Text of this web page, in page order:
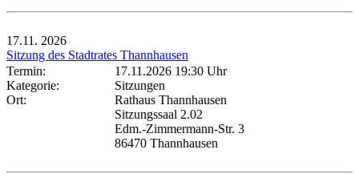
17.11. 2026
Sitzung des Stadtrates Thannhausen
Termin:
17.11.2026 19:30 Uhr
Kategorie:
Sitzungen
Ort:
Rathaus Thannhausen
Sitzungssaal 2.02
Edm.-Zimmermann-Str. 3
86470 Thannhausen